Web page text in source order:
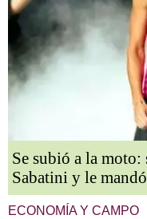
Se subió a la moto:
Sabatini y le
ECONOMÍA Y CAMPO